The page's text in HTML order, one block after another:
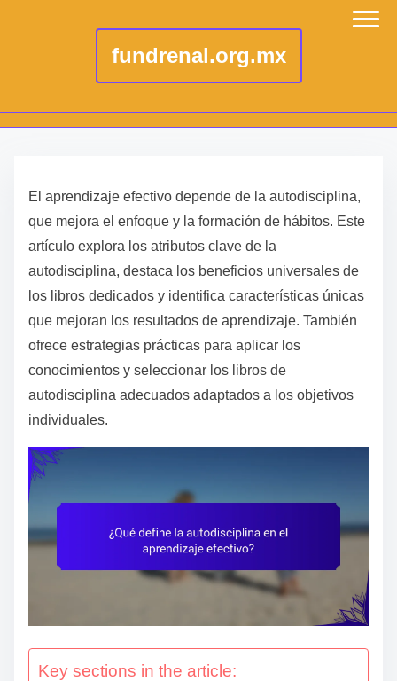
fundrenal.org.mx
El aprendizaje efectivo depende de la autodisciplina,
que mejora el enfoque y la formación de hábitos. Este
artículo explora los atributos clave de la
autodisciplina, destaca los beneficios universales de
los libros dedicados y identifica características únicas
que mejoran los resultados de aprendizaje. También
ofrece estrategias prácticas para aplicar los
conocimientos y seleccionar los libros de
autodisciplina adecuados adaptados a los objetivos
individuales.
Key sections in the article: